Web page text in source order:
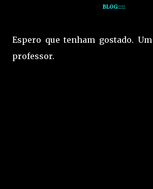
BLOG:::::
Espero que tenham gostado.
professor.